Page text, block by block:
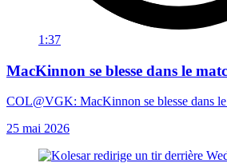
1:37
MacKinnon se blesse dans le
COL@VGK: MacKinnon se blesse dans
25 mai 2026